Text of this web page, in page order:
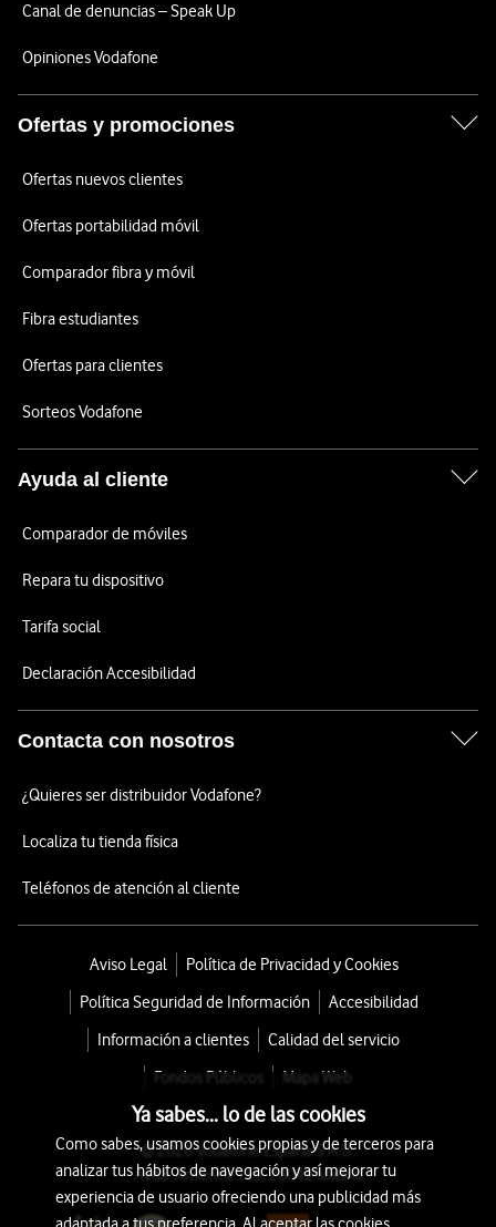
Canal de denuncias – Speak Up
Opiniones Vodafone
Ofertas y promociones
Ofertas nuevos clientes
Ofertas portabilidad móvil
Comparador fibra y móvil
Fibra estudiantes
Ofertas para clientes
Sorteos Vodafone
Ayuda al cliente
Comparador de móviles
Repara tu dispositivo
Tarifa social
Declaración Accesibilidad
Contacta con nosotros
¿Quieres ser distribuidor Vodafone?
Localiza tu tienda física
Teléfonos de atención al cliente
Aviso Legal
Política de Privacidad y Cookies
Política Seguridad de Información
Accesibilidad
Información a clientes
Calidad del servicio
Fondos Públicos
Mapa Web
© 2026 Vodafone España S.A.U.
Avda. América 115, 28042 Madrid
Ya sabes... lo de las cookies
Como sabes, usamos cookies propias y de terceros para
analizar tus hábitos de navegación y así mejorar tu
experiencia de usuario ofreciendo una publicidad más